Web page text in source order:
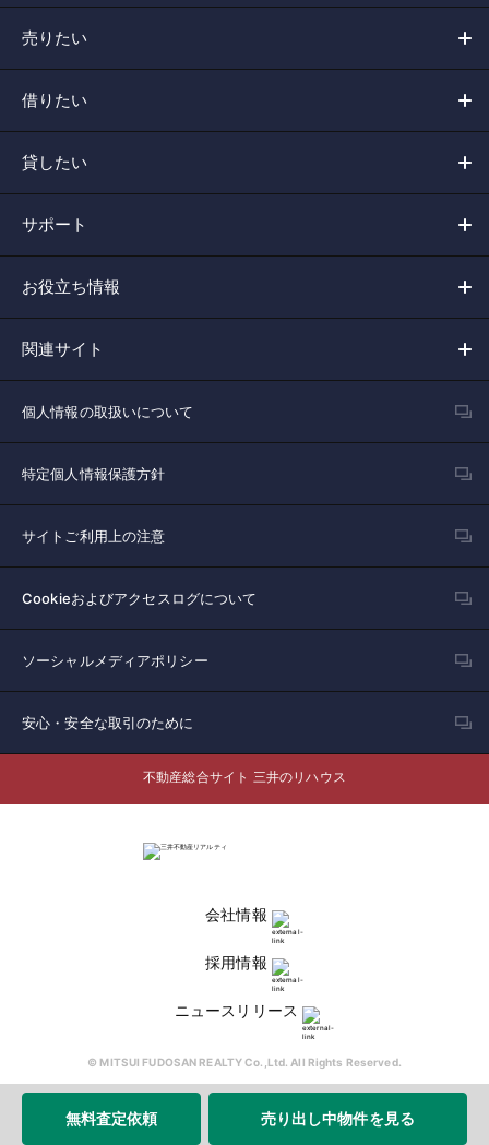
無料査定依頼 売り出し中物件を見る
売りたい
借りたい
貸したい
サポート
お役立ち情報
関連サイト
個人情報の取扱いについて
特定個人情報保護方針
サイトご利用上の注意
Cookieおよびアクセスログについて
ソーシャルメディアポリシー
安心・安全な取引のために
不動産総合サイト 三井のリハウス
会社情報
採用情報
ニュースリリース
© MITSUI FUDOSAN REALTY Co.,Ltd. All Rights Reserved.